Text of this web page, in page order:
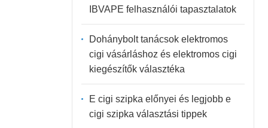
IBVAPE felhasználói tapasztalatok
Dohánybolt tanácsok elektromos
cigi vásárláshoz és elektromos cigi
kiegészítők választéka
E cigi szipka előnyei és legjobb e
cigi szipka választási tippek